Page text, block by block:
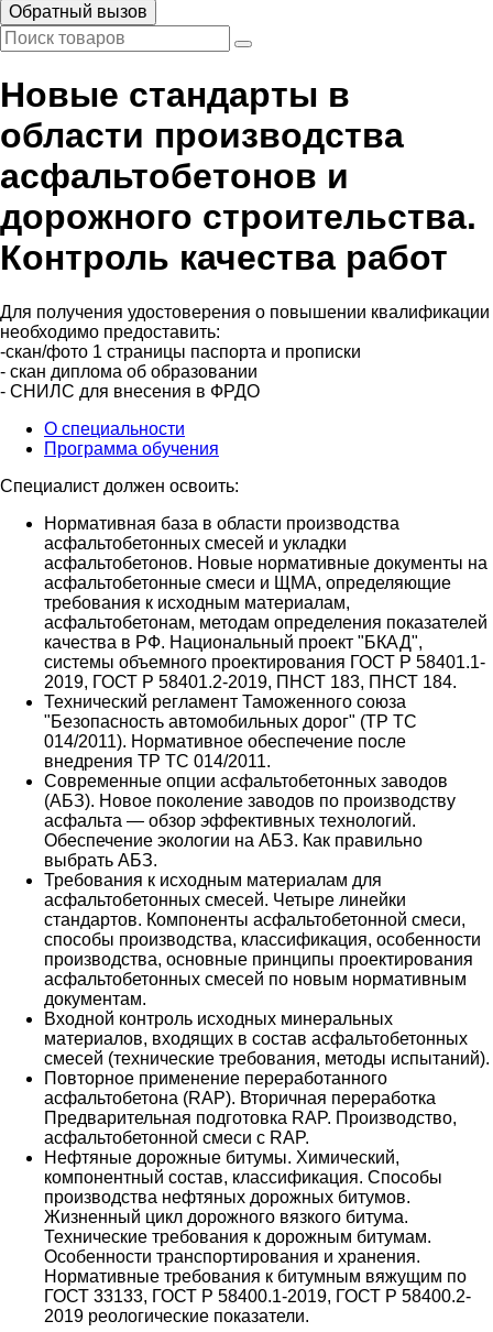
Обратный вызов
Новые стандарты в
области производства
асфальтобетонов и
дорожного строительства.
Контроль качества работ
Для получения удостоверения о повышении квалификации
необходимо предоставить:
-скан/фото 1 страницы паспорта и прописки
- скан диплома об образовании
- СНИЛС для внесения в ФРДО
О специальности
Программа обучения
Специалист должен освоить:
Нормативная база в области производства
асфальтобетонных смесей и укладки
асфальтобетонов. Новые нормативные документы на
асфальтобетонные смеси и ЩМА, определяющие
требования к исходным материалам,
асфальтобетонам, методам определения показателей
качества в РФ. Национальный проект "БКАД",
системы объемного проектирования ГОСТ Р 58401.1-
2019, ГОСТ Р 58401.2-2019, ПНСТ 183, ПНСТ 184.
Технический регламент Таможенного союза
"Безопасность автомобильных дорог" (ТР ТС
014/2011). Нормативное обеспечение после
внедрения ТР ТС 014/2011.
Современные опции асфальтобетонных заводов
(АБЗ). Новое поколение заводов по производству
асфальта — обзор эффективных технологий.
Обеспечение экологии на АБЗ. Как правильно
выбрать АБЗ.
Требования к исходным материалам для
асфальтобетонных смесей. Четыре линейки
стандартов. Компоненты асфальтобетонной смеси,
способы производства, классификация, особенности
производства, основные принципы проектирования
асфальтобетонных смесей по новым нормативным
документам.
Входной контроль исходных минеральных
материалов, входящих в состав асфальтобетонных
смесей (технические требования, методы испытаний).
Повторное применение переработанного
асфальтобетона (RAP). Вторичная переработка
Предварительная подготовка RAP. Производство,
асфальтобетонной смеси с RAP.
Нефтяные дорожные битумы. Химический,
компонентный состав, классификация. Способы
производства нефтяных дорожных битумов.
Жизненный цикл дорожного вязкого битума.
Технические требования к дорожным битумам.
Особенности транспортирования и хранения.
Нормативные требования к битумным вяжущим по
ГОСТ 33133, ГОСТ Р 58400.1-2019, ГОСТ Р 58400.2-
2019 реологические показатели.